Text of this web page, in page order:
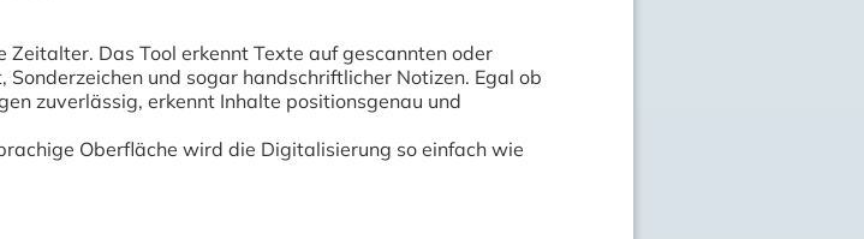
Das Tool erkennt Texte auf gescannten oder
und sogar handschriftlicher Notizen. Egal ob
zuverlässig, erkennt Inhalte positionsgenau und
Oberfläche wird die Digitalisierung so einfach wie